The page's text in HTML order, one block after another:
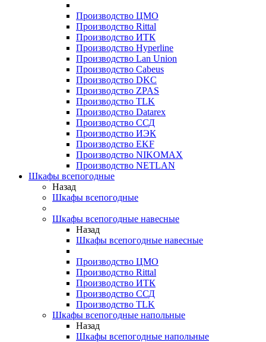
Производство ЦМО
Производство Rittal
Производство ИТК
Производство Hyperline
Производство Lan Union
Производство Cabeus
Производство DKC
Производство ZPAS
Производство TLK
Производство Datarex
Производство ССД
Производство ИЭК
Производство EKF
Производство NIKOMAX
Производство NETLAN
Шкафы всепогодные
Назад
Шкафы всепогодные
Шкафы всепогодные навесные
Назад
Шкафы всепогодные навесные
Производство ЦМО
Производство Rittal
Производство ИТК
Производство ССД
Производство TLK
Шкафы всепогодные напольные
Назад
Шкафы всепогодные напольные